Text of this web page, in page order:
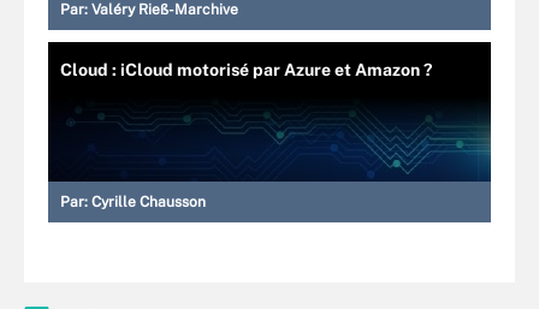
Par: Valéry Rieß-Marchive
Cloud : iCloud motorisé par Azure et Amazon ?
Par: Cyrille Chausson